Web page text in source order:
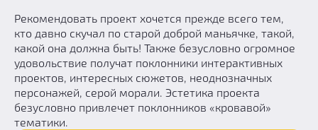
Рекомендовать проект хочется прежде всего тем,
кто давно скучал по старой доброй маньячке, такой,
какой она должна быть! Также безусловно огромное
удовольствие получат поклонники интерактивных
проектов, интересных сюжетов, неоднозначных
персонажей, серой морали. Эстетика проекта
безусловно привлечет поклонников «кровавой»
тематики.